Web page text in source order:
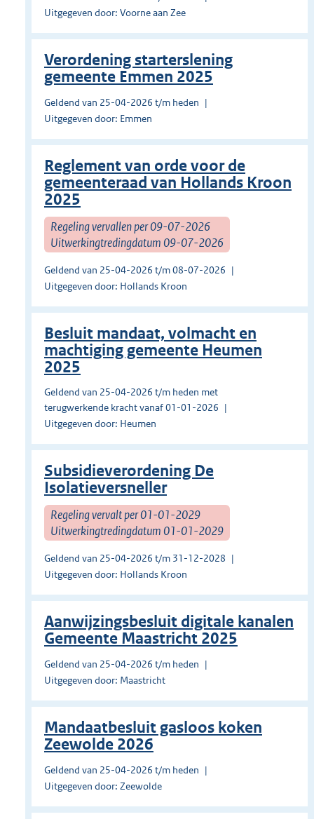
Uitgegeven door: Voorne aan Zee
Verordening starterslening
gemeente Emmen 2025
Geldend van 25-04-2026 t/m heden
Uitgegeven door: Emmen
Reglement van orde voor de
gemeenteraad van Hollands Kroon
2025
Regeling vervallen per 09-07-2026
Uitwerkingtredingdatum 09-07-2026
Geldend van 25-04-2026 t/m 08-07-2026
Uitgegeven door: Hollands Kroon
Besluit mandaat, volmacht en
machtiging gemeente Heumen
2025
Geldend van 25-04-2026 t/m heden met
terugwerkende kracht vanaf 01-01-2026
Uitgegeven door: Heumen
Subsidieverordening De
Isolatieversneller
Regeling vervalt per 01-01-2029
Uitwerkingtredingdatum 01-01-2029
Geldend van 25-04-2026 t/m 31-12-2028
Uitgegeven door: Hollands Kroon
Aanwijzingsbesluit digitale kanalen
Gemeente Maastricht 2025
Geldend van 25-04-2026 t/m heden
Uitgegeven door: Maastricht
Mandaatbesluit gasloos koken
Zeewolde 2026
Geldend van 25-04-2026 t/m heden
Uitgegeven door: Zeewolde